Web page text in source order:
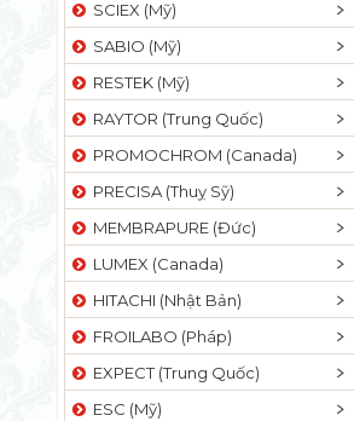
SCIEX (Mỹ)
SABIO (Mỹ)
RESTEK (Mỹ)
RAYTOR (Trung Quốc)
PROMOCHROM (Canada)
PRECISA (Thuỵ Sỹ)
MEMBRAPURE (Đức)
LUMEX (Canada)
HITACHI (Nhật Bản)
FROILABO (Pháp)
EXPECT (Trung Quốc)
ESC (Mỹ)